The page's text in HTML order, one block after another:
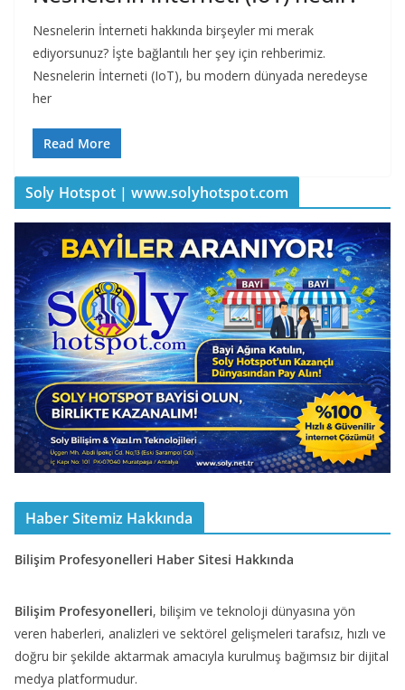
Nesnelerin İnterneti hakkında birşeyler mi merak
ediyorsunuz? İşte bağlantılı her şey için rehberimiz.
Nesnelerin İnterneti (IoT), bu modern dünyada neredeyse
her
Read More
Soly Hotspot | www.solyhotspot.com
Haber Sitemiz Hakkında
Bilişim Profesyonelleri Haber Sitesi Hakkında
Bilişim Profesyonelleri, bilişim ve teknoloji dünyasına yön
veren haberleri, analizleri ve sektörel gelişmeleri tarafsız, hızlı ve
doğru bir şekilde aktarmak amacıyla kurulmuş bağımsız bir dijital
medya platformudur.